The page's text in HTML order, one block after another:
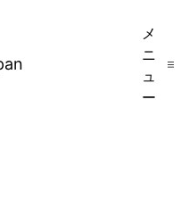
メ
ニ
ュ
ー